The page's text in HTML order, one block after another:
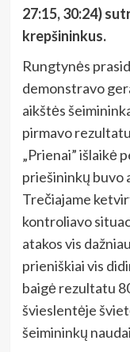
27:15, 30:24)
krepšininkus.
Rungtynės
demonstravo
aikštės
pirmavo
„Prienai” išlaikė
priešininkų buvo
Trečiajame
kontroliavo
atakos vis
prieniškiai vis
baigė rezultatu
švieslentėje
šeimininkų